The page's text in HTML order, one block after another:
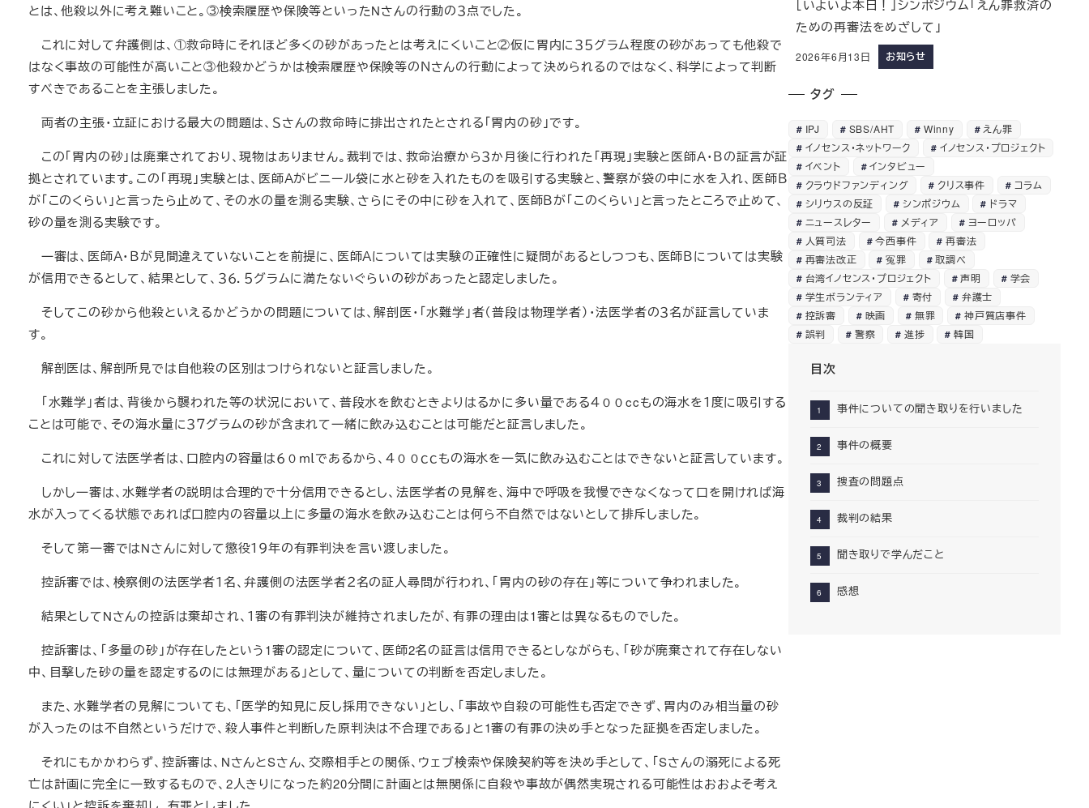
とは、他殺以外に考え難いこと。③検索履歴や保険等といったNさんの行動の３点でした。
これに対して弁護側は、①救命時にそれほど多くの砂があったとは考えにくいこと②仮に胃内に３５グラム程度の砂があっても他殺で
はなく事故の可能性が高いこと③他殺かどうかは検索履歴や保険等のＮさんの行動によって決められるのではなく、科学によって判断
すべきであることを主張しました。
両者の主張・立証における最大の問題は、Ｓさんの救命時に排出されたとされる「胃内の砂」です。
この「胃内の砂」は廃棄されており、現物はありません。裁判では、救命治療から３か月後に行われた「再現」実験と医師Ａ・Ｂの証言が証
拠とされています。この「再現」実験とは、医師Ａがビニール袋に水と砂を入れたものを吸引する実験と、警察が袋の中に水を入れ、医師Ｂ
が「このくらい」と言ったら止めて、その水の量を測る実験、さらにその中に砂を入れて、医師Ｂが「このくらい」と言ったところで止めて、
砂の量を測る実験です。
一審は、医師Ａ・Ｂが見間違えていないことを前提に、医師Ａについては実験の正確性に疑問があるとしつつも、医師Ｂについては実験
が信用できるとして、結果として、３６．５グラムに満たないぐらいの砂があったと認定しました。
そしてこの砂から他殺といえるかどうかの問題については、解剖医・「水難学」者（普段は物理学者）・法医学者の３名が証言していま
す。
解剖医は、解剖所見では自他殺の区別はつけられないと証言しました。
「水難学」者は、背後から襲われた等の状況において、普段水を飲むときよりはるかに多い量である４００ccもの海水を１度に吸引する
ことは可能で、その海水量に３７グラムの砂が含まれて一緒に飲み込むことは可能だと証言しました。
これに対して法医学者は、口腔内の容量は６０ｍｌであるから、４００ｃｃもの海水を一気に飲み込むことはできないと証言しています。
しかし一審は、水難学者の説明は合理的で十分信用できるとし、法医学者の見解を、海中で呼吸を我慢できなくなって口を開ければ海
水が入ってくる状態であれば口腔内の容量以上に多量の海水を飲み込むことは何ら不自然ではないとして排斥しました。
そして第一審ではNさんに対して懲役１９年の有罪判決を言い渡しました。
控訴審では、検察側の法医学者１名、弁護側の法医学者２名の証人尋問が行われ、「胃内の砂の存在」等について争われました。
結果としてNさんの控訴は棄却され、１審の有罪判決が維持されましたが、有罪の理由は1審とは異なるものでした。
控訴審は、「多量の砂」が存在したという1審の認定について、医師2名の証言は信用できるとしながらも、「砂が廃棄されて存在しない
中、目撃した砂の量を認定するのには無理がある」として、量についての判断を否定しました。
また、水難学者の見解についても、「医学的知見に反し採用できない」とし、「事故や自殺の可能性も否定できず、胃内のみ相当量の砂
が入ったのは不自然というだけで、殺人事件と判断した原判決は不合理である」と1審の有罪の決め手となった証拠を否定しました。
それにもかかわらず、控訴審は、NさんとSさん、交際相手との関係、ウェブ検索や保険契約等を決め手として、「Sさんの溺死による死
亡は計画に完全に一致するもので、2人きりになった約20分間に計画とは無関係に自殺や事故が偶然実現される可能性はおおよそ考え
［いよいよ本日！］シンポジウム「えん罪救済の
ための再審法をめざして」
2026年6月13日 お知らせ
タグ
IPJ SBS/AHT Winny
えん罪
イノセンス・ネットワーク
イノセンス・プロジェクト
イベント
インタビュー
クラウドファンディング
クリス事件
コラム
シリウスの反証
シンポジウム
ドラマ
ニュースレター
メディア
ヨーロッパ
人質司法
今西事件
再審法
再審法改正
冤罪
取調べ
台湾イノセンス・プロジェクト
声明
学会
学生ボランティア
寄付
弁護士
控訴審
映画 無罪
神戸質店事件
誤判
警察 進捗 韓国
目次
事件についての聞き取りを行いました
事件の概要
捜査の問題点
裁判の結果
聞き取りで学んだこと
感想